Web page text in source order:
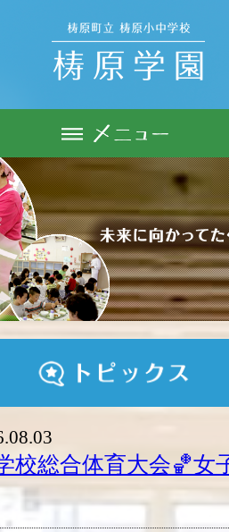
校総合体育大会🏀女